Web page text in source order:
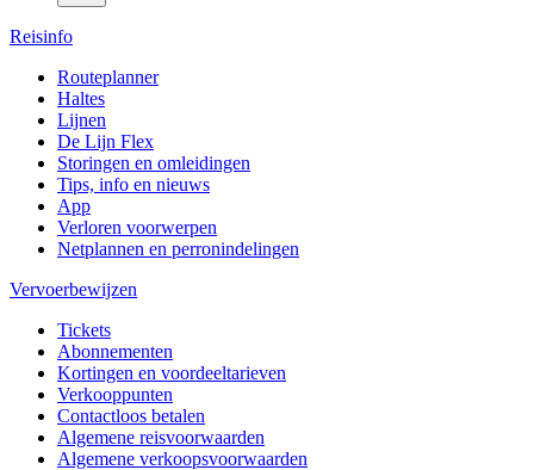
Reisinfo
Routeplanner
Haltes
Lijnen
De Lijn Flex
Storingen en omleidingen
Tips, info en nieuws
App
Verloren voorwerpen
Netplannen en perronindelingen
Vervoerbewijzen
Tickets
Abonnementen
Kortingen en voordeeltarieven
Verkooppunten
Contactloos betalen
Algemene reisvoorwaarden
Algemene verkoopsvoorwaarden